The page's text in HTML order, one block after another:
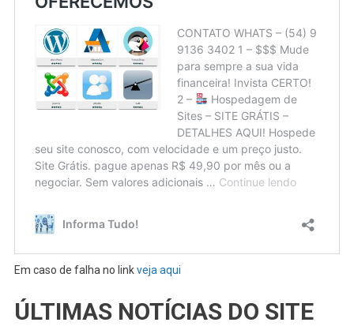
Em caso de falha no linkveja aqui
ÚLTIMAS NOTÍCIAS DO SITE